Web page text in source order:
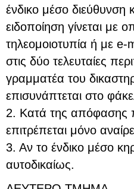
ένδικο μέσο διεύθυνση
ειδοποίηση γίνεται
τηλεομοιοτυπία ή με
στις δύο τελευταίες
γραμματέα του
επισυνάπτεται στο
2. Κατά της απόφασης
επιτρέπεται μόνο
3. Αν το ένδικο μέσο
αυτοδικαίως.